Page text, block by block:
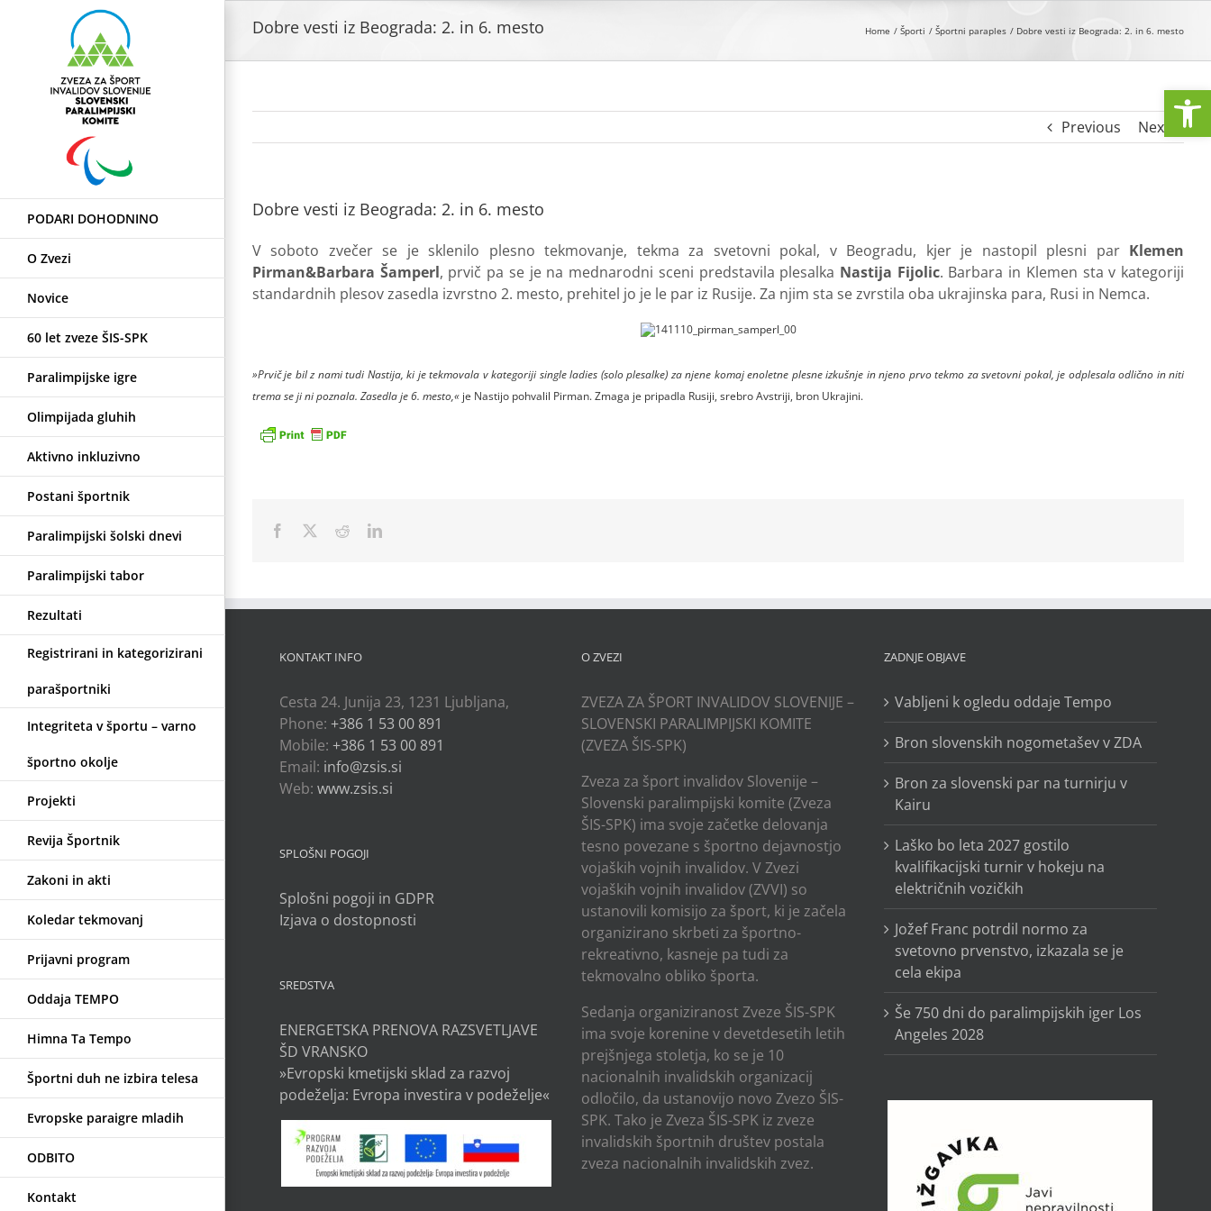
PODARI DOHODNINO
O Zvezi
Novice
60 let zveze ŠIS-SPK
Paralimpijske igre
Olimpijada gluhih
Aktivno inkluzivno
Postani športnik
Paralimpijski šolski dnevi
Paralimpijski tabor
Rezultati
Registrirani in kategorizirani
parašportniki
Integriteta v športu – varno
športno okolje
Projekti
Revija Športnik
Zakoni in akti
Koledar tekmovanj
Prijavni program
Oddaja TEMPO
Himna Ta Tempo
Športni duh ne izbira telesa
Evropske paraigre mladih
ODBITO
Kontakt
Dobre vesti iz Beograda: 2. in 6. mesto Home Športi Športni paraples Dobre vesti iz Beograda: 2. in 6. mesto
Previous Next
Dobre vesti iz Beograda: 2. in 6. mesto
V soboto zvečer se je sklenilo plesno tekmovanje, tekma za svetovni pokal, v Beogradu, kjer je nastopil plesni par Klemen
Pirman&Barbara Šamperl, prvič pa se je na mednarodni sceni predstavila plesalka Nastija Fijolic. Barbara in Klemen sta v kategoriji
standardnih plesov zasedla izvrstno 2. mesto, prehitel jo je le par iz Rusije. Za njim sta se zvrstila oba ukrajinska para, Rusi in Nemca.
»Prvič je bil z nami tudi Nastija, ki je tekmovala v kategoriji single ladies (solo plesalke) za njene komaj enoletne plesne izkušnje in njeno prvo tekmo za svetovni pokal, je odplesala odlično in niti
trema se ji ni poznala. Zasedla je 6. mesto,« je Nastijo pohvalil Pirman. Zmaga je pripadla Rusiji, srebro Avstriji, bron Ukrajini.
Facebook RedditLinkedIn
KONTAKT INFO
Cesta 24. Junija 23, 1231 Ljubljana,
Phone: +386 1 53 00 891
Mobile: +386 1 53 00 891
Email: info@zsis.si
Web: www.zsis.si
SPLOŠNI POGOJI
Splošni pogoji in GDPR
Izjava o dostopnosti
SREDSTVA
ENERGETSKA PRENOVA RAZSVETLJAVE
ŠD VRANSKO
»Evropski kmetijski sklad za razvoj
podeželja: Evropa investira v podeželje«
O ZVEZI
ZVEZA ZA ŠPORT INVALIDOV SLOVENIJE –
SLOVENSKI PARALIMPIJSKI KOMITE
(ZVEZA ŠIS-SPK)
Zveza za šport invalidov Slovenije –
Slovenski paralimpijski komite (Zveza
ŠIS-SPK) ima svoje začetke delovanja
tesno povezane s športno dejavnostjo
vojaških vojnih invalidov. V Zvezi
vojaških vojnih invalidov (ZVVI) so
ustanovili komisijo za šport, ki je začela
organizirano skrbeti za športno-
rekreativno, kasneje pa tudi za
tekmovalno obliko športa.
Sedanja organiziranost Zveze ŠIS-SPK
ima svoje korenine v devetdesetih letih
prejšnjega stoletja, ko se je 10
nacionalnih invalidskih organizacij
odločilo, da ustanovijo novo Zvezo ŠIS-
SPK. Tako je Zveza ŠIS-SPK iz zveze
invalidskih športnih društev postala
zveza nacionalnih invalidskih zvez.
ZADNJE OBJAVE
Vabljeni k ogledu oddaje Tempo
Bron slovenskih nogometašev v ZDA
Bron za slovenski par na turnirju v
Kairu
Laško bo leta 2027 gostilo
kvalifikacijski turnir v hokeju na
električnih vozičkih
Jožef Franc potrdil normo za
svetovno prvenstvo, izkazala se je
cela ekipa
Še 750 dni do paralimpijskih iger Los
Angeles 2028